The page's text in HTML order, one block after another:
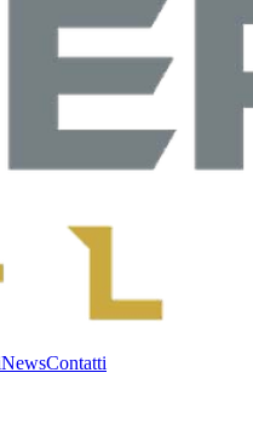
NewsContatti